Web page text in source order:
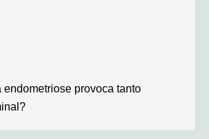
endometriose provoca tanto